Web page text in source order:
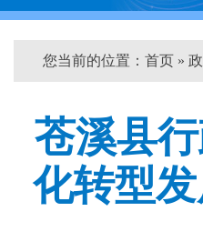
您当前的位置： 首页 »
苍溪县
化转型